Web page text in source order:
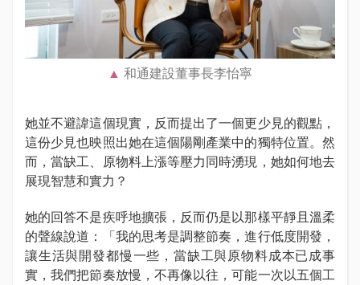
和通建設董事長李怡寧
她並不避諱這個現實，反而提出了一個更少見的觀點，
這份少見也映照出她在這個陽剛產業中的獨特位置。然
而，當缺工、原物料上漲等壓力同時湧現，她如何地去
展現智慧和實力？
她的回答不是疾呼地擴張，反而仍是以那樣平靜且溫柔
的聲線說道：「我的思考是調整節奏，進行低度開發，
讓生活與開發都慢一些，當缺工與原物料成本已成事
實，我們把節奏放慢，不再像以往，可能一次以五個工